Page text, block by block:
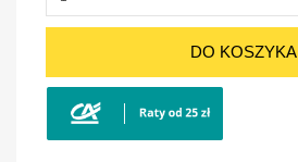
DO KOSZYKA